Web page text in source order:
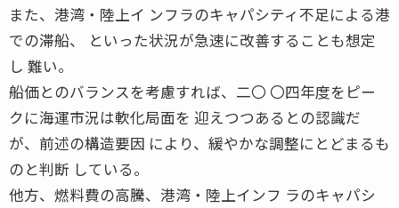
また、港湾・陸上イ ンフラのキャパシティ不足による港
での滞船、 といった状況が急速に改善することも想定
し 難い。
船価とのバランスを考慮すれば、二〇 〇四年度をピー
クに海運市況は軟化局面を 迎えつつあるとの認識だ
が、前述の構造要因 により、緩やかな調整にとどまるも
のと判断 している。
他方、燃料費の高騰、港湾・陸上インフ ラのキャパシ